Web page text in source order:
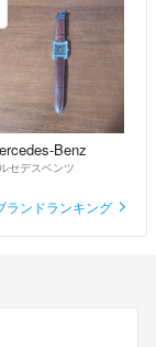
Benz
セデスベンツ
ランドランキング